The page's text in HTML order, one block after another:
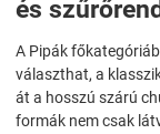
és
A Pipák
választhat, a
át a hosszú szárú
formák nem csak